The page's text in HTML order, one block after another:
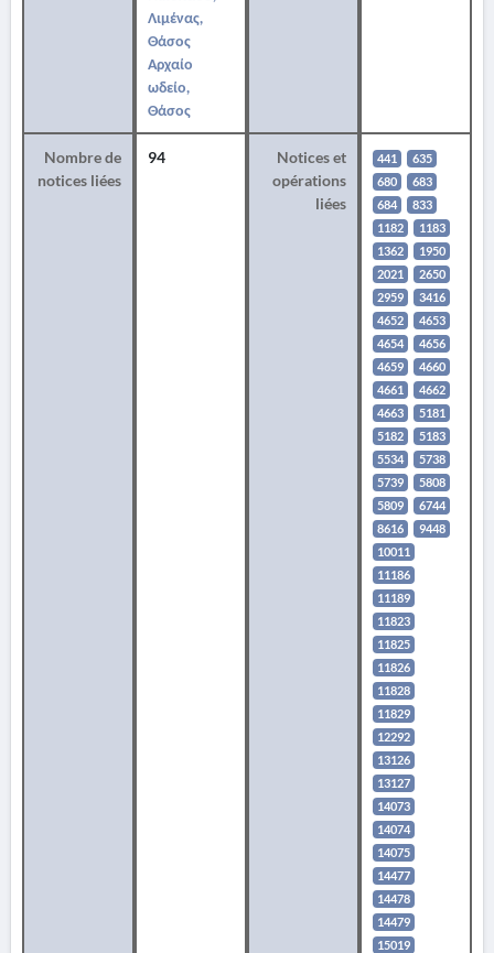
Λιμένας,
Θάσος
Αρχαίο
ωδείο,
Θάσος
Nombre de
notices liées
94
Notices et
opérations
liées
441
635
680
683
684
833
1182
1183
1362
1950
2021
2650
2959
3416
4652
4653
4654
4656
4659
4660
4661
4662
4663
5181
5182
5183
5534
5738
5739
5808
5809
6744
8616
9448
10011
11186
11189
11823
11825
11826
11828
11829
12292
13126
13127
14073
14074
14075
14477
14478
14479
15019